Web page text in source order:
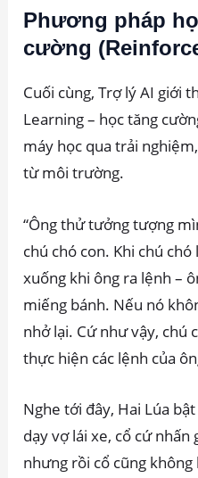
Phương pháp
cường
Cuối cùng, Trợ lý AI giới
Learning – học tăng
máy học qua trải
từ môi trường.
“Ông thử tưởng tượng
chú chó con. Khi chú
xuống khi ông ra lệnh –
miếng bánh. Nếu nó
nhở lại. Cứ như vậy, chú
thực hiện các lệnh của
Nghe tới đây, Hai Lúa
dạy vợ lái xe, cổ cứ nhấn
nhưng rồi cổ cũng không